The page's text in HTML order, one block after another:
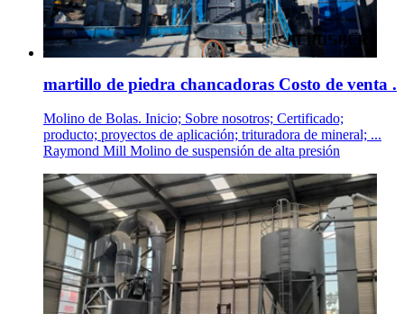
martillo de piedra chancadoras Costo de venta .
Molino de Bolas. Inicio; Sobre nosotros; Certificado;
producto; proyectos de aplicación; trituradora de mineral; ...
Raymond Mill Molino de suspensión de alta presión